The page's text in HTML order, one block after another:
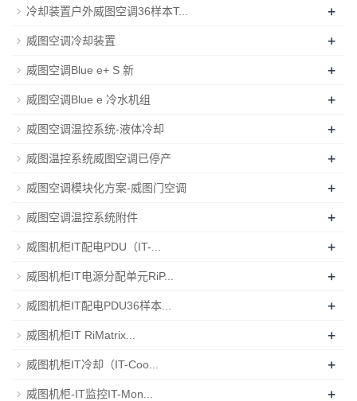
冷却装置户外威图空调36样本T... +
威图空调冷却装置 +
威图空调Blue e+ S 新 +
威图空调Blue e 冷水机组 +
威图空调温控系统-液体冷却 +
威图温控系统威图空调已停产 +
威图空调模块化方案-威图门空调 +
威图空调温控系统附件 +
威图机柜IT配电PDU（IT-... +
威图机柜IT电源分配单元RiP... +
威图机柜IT配电PDU36样本... +
威图机柜IT RiMatrix... +
威图机柜IT冷却（IT-Coo... +
威图机柜-IT监控IT-Mon... +